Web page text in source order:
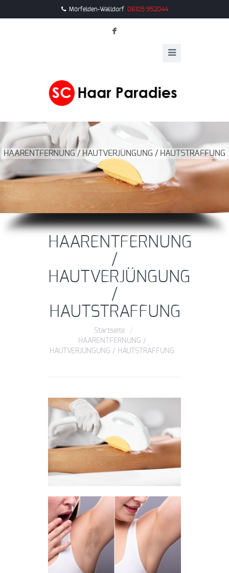
Mörfelden-Walldorf 06105 952044
F
HAARENTFERNUNG / HAUTVERJÜNGUNG / HAUTSTRAFFUNG
HAARENTFERNUNG
/
HAUTVERJÜNGUNG
/
HAUTSTRAFFUNG
Startseite
/
HAARENTFERNUNG /
HAUTVERJÜNGUNG / HAUTSTRAFFUNG